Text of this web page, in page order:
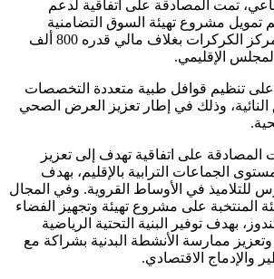
تمت المصادقة على اتفاقية لدعم
تمويل مشروع تهيئة السوق التضامنية
والمرافق التابعة لها بمركز الكركرات بغلاف مالي قدره 800 ألف
الإقليمي.
تنظيم قوافل طبية متعددة التخصصات
النائية، وذلك في إطار تعزيز العرض الصحي
المصادقة على اتفاقية تهدف إلى تعزيز
الجماعات الترابية بالإقليم، بهدف
في الأوساط القروية. وفي المجال
المنتخبة على مشروع تهيئة وتجهيز الفضاء
بهدف توفير البنية التحتية الرياضية
ممارسة الأنشطة البدنية بشراكة مع
والإدماج الاقتصادي.